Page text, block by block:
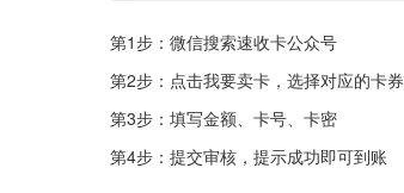
第1步：微信搜索速收卡公众号
第2步：点击我要卖卡，选择对应的卡
第3步：填写金额、卡号、卡密
第4步：提交审核，提示成功即可到账